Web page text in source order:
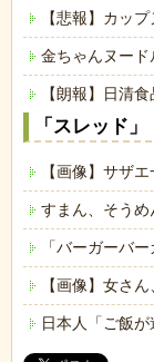
【悲報】カッ
金ちゃんヌー
【朗報】日清
「スレッド
【画像】サザ
すまん、そうめ
「バーガーバ
【画像】女さ
日本人「ご飯